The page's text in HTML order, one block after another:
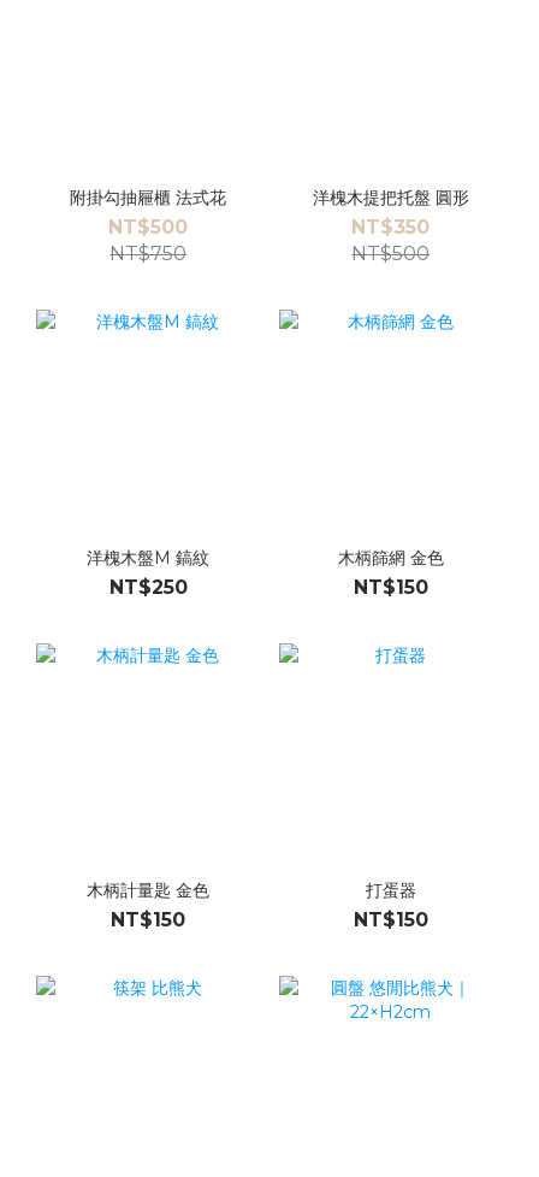
附掛勾抽屜櫃 法式花
NT$500
NT$750
洋槐木提把托盤 圓形
NT$350
NT$500
洋槐木盤M 鎬紋
NT$250
木柄篩網 金色
NT$150
木柄計量匙 金色
NT$150
打蛋器
NT$150